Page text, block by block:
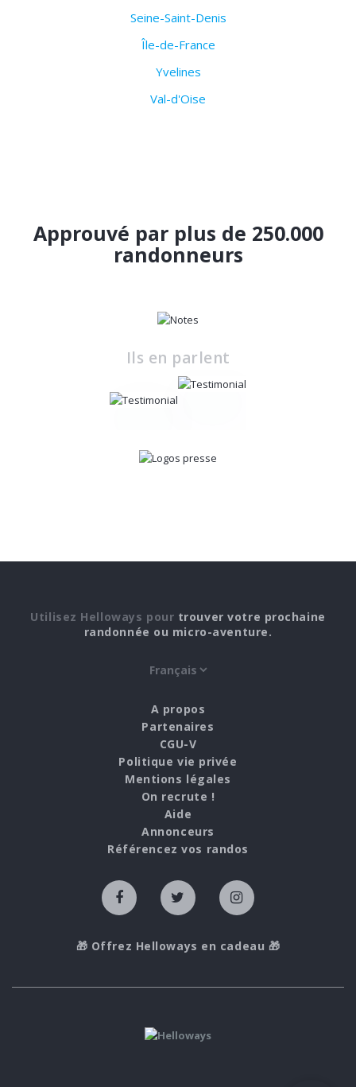
Seine-Saint-Denis
Île-de-France
Yvelines
Val-d'Oise
Approuvé par plus de 250.000
randonneurs
Ils en parlent
Utilisez Helloways pour trouver votre prochaine
randonnée ou micro-aventure.
A propos
Partenaires
CGU-V
Politique vie privée
Mentions légales
On recrute !
Aide
Annonceurs
Référencez vos randos
🎁 Offrez Helloways en cadeau 🎁